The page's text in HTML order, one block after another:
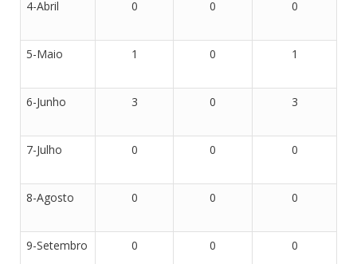
4-Abril 0 0 0
5-Maio 1 0 1
6-Junho 3 0 3
7-Julho 0 0 0
8-Agosto 0 0 0
9-Setembro 0 0 0